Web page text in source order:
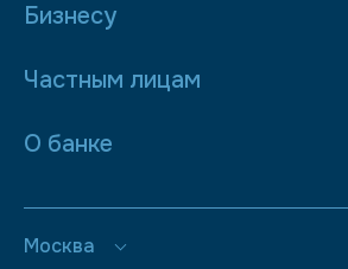
Бизнесу
Частным лицам
О банке
Москва